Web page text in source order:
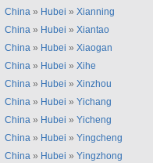
China » Hubei » Xianning
China » Hubei » Xiantao
China » Hubei » Xiaogan
China » Hubei » Xihe
China » Hubei » Xinzhou
China » Hubei » Yichang
China » Hubei » Yicheng
China » Hubei » Yingcheng
China » Hubei » Yingzhong